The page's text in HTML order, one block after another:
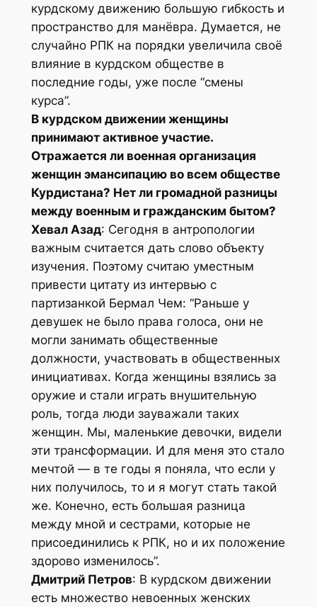
курдскому движению большую гибкость и
пространство для манёвра. Думается, не
случайно РПК на порядки увеличила своё
влияние в курдском обществе в
последние годы, уже после “смены
курса”.
В курдском движении женщины
принимают активное участие.
Отражается ли военная организация
женщин эмансипацию во всем обществе
Курдистана? Нет ли громадной разницы
между военным и гражданским бытом?
Хевал Азад: Сегодня в антропологии
важным считается дать слово объекту
изучения. Поэтому считаю уместным
привести цитату из интервью с
партизанкой Бермал Чем: “Раньше у
девушек не было права голоса, они не
могли занимать общественные
должности, участвовать в общественных
инициативах. Когда женщины взялись за
оружие и стали играть внушительную
роль, тогда люди зауважали таких
женщин. Мы, маленькие девочки, видели
эти трансформации. И для меня это стало
мечтой — в те годы я поняла, что если у
них получилось, то и я могут стать такой
же. Конечно, есть большая разница
между мной и сестрами, которые не
присоединились к РПК, но и их положение
здорово изменилось”.
Дмитрий Петров: В курдском движении
есть множество невоенных женских